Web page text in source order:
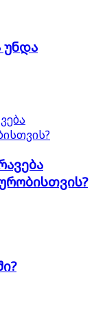
უნდა